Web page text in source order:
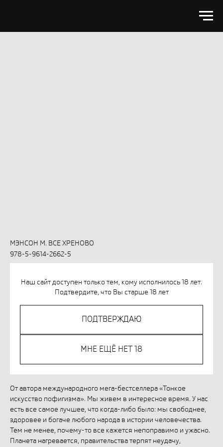
Наш сайт доступен только тем, кому исполнилось 18 лет.
Подтвердите, что Вы старше 18 лет
ПОДТВЕРЖДАЮ
МНЕ ЕЩЁ НЕТ 18
МЭНСОН М. ВСЕ ХРЕНОВО
978-5-9614-2662-5
КУПИТЬ
Незаконное потребление наркотических средств,
психотропных веществ, их аналогов причиняет вред
установленную законодательством ответственность.
От автора международного мега-бестселлера «Тонкое
искусство пофигизма». Мы живем в интересное время. У нас
есть все самое лучшее, что когда-либо было: мы свободнее,
здоровее и богаче любого народа в истории человечества.
Тем не менее, почему-то все кажется непоправимо и ужасно.
Планета нагревается, правительства терпят неудачу,